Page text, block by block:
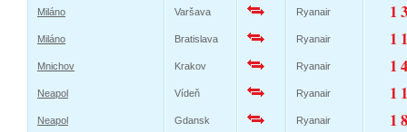
Miláno Varšava Ryanair 1
Miláno Bratislava Ryanair 1
Mnichov Krakov Ryanair 1
Neapol Vídeň Ryanair 1
Neapol Gdansk Ryanair 1